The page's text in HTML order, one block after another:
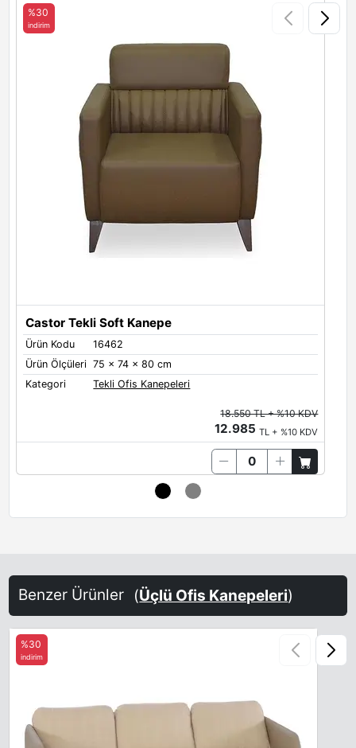
Martin 07
Castor Tekli Soft Kanepe
Ürün Kodu
16462
Ürün Ölçüleri 75 x 74 x 80 cm
Kategori
Tekli Ofis Kanepeleri
%30
indirim
18.550 TL + %10 KDV
12.985TL + %10 KDV
Benzer Ürünler (Üçlü Ofis Kanepeleri)
%30
indirim